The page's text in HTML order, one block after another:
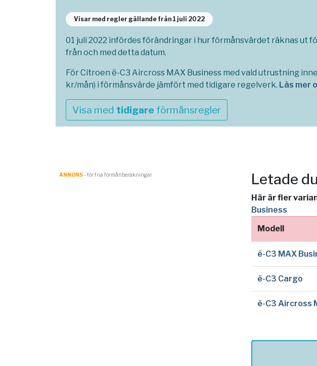
Visar med regler gällande från 1 juli 2022
01 juli 2022 infördes förändringar i hur förmånsvärdet räknas ut
från och med detta datum.
För Citroen ë-C3 Aircross MAX Business med vald utrustning
kr/mån) i förmånsvärde jämfört med tidigare regelverk. Läs mer
Visa med tidigare förmånsregler
ANNONS- för fria förmånberäkningar Letade
Här är fler
Business
Modell
ë-C3 MAX
ë-C3 Cargo
ë-C3 Aircross